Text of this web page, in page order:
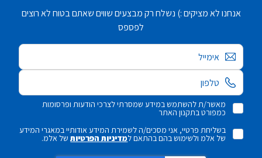
אנחנו לא מציקים :) נשלח רק מבצעים שווים שאתם בטוח לא רוצים
לפספס
אימייל
מאשר/ת להשתמש במידע שמסרתי לצרכי הודעות ופרסומות
כמפורט בתקנון האתר
בשליחת פרטיי, אני מסכים/ה לשמירת המידע אודותיי במאגרי המידע
של אלמ ולשימוש בהם בהתאם למדיניות הפרטיותשל אלמ.